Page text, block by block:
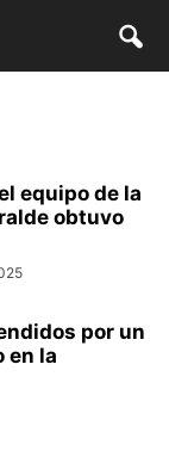
equipo de la
obtuvo
por un
en la